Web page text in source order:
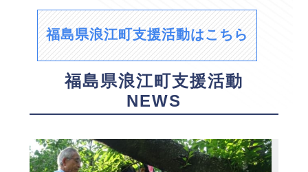
福島県浪江町支援活動はこちら
福島県浪江町支援活動
NEWS